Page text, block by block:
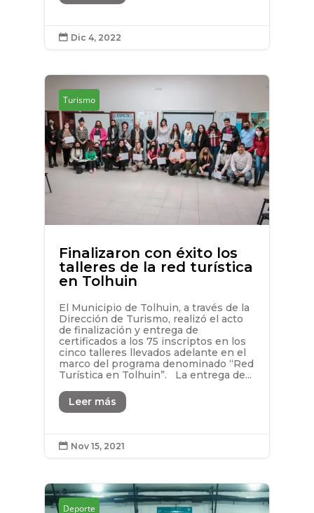
 Dic 4, 2022
Turismo
Finalizaron con éxito los
talleres de la red turística
en Tolhuin
El Municipio de Tolhuin, a través de la
Dirección de Turismo, realizó el acto
de finalización y entrega de
certificados a los 75 inscriptos en los
cinco talleres llevados adelante en el
marco del programa denominado “Red
Turística en Tolhuin”. La entrega de...
Leer más
 Nov 15, 2021
Deporte